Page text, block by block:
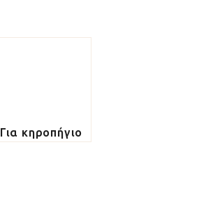
Για κηροπήγιο